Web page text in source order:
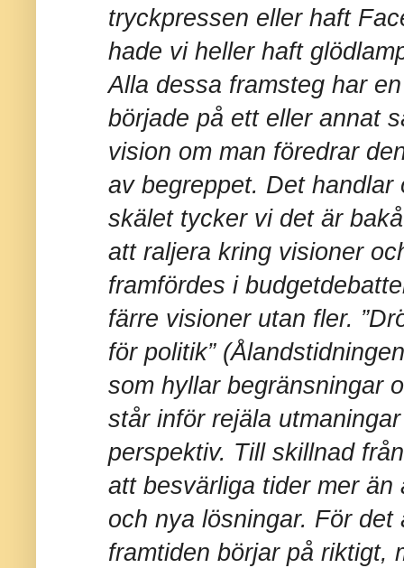
tryckpressen eller haft
hade vi heller haft
Alla dessa framsteg har
började på ett eller annat
vision om man föredrar
av begreppet. Det
skälet tycker vi det är
att raljera kring visioner
framfördes i
färre visioner utan fler.
för politik”
som hyllar begränsningar
står inför rejäla
perspektiv. Till skillnad
att besvärliga tider mer
och nya lösningar. För det
framtiden börjar på riktigt,